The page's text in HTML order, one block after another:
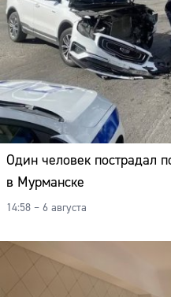
Один человек пострадал
в Мурманске
14:58 – 6 августа